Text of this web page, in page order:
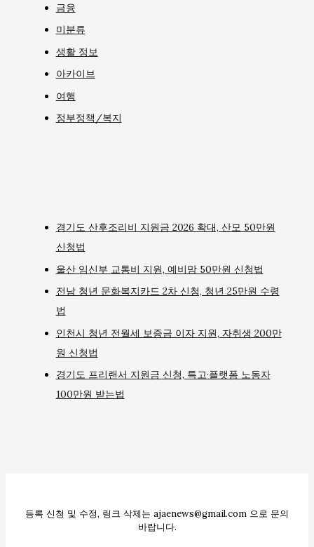
금융
미분류
생활 정보
아카이브
여행
정부정책/복지
경기도 산후조리비 지원금 2026 확대, 산모 50만원
신청법
울산 임신부 교통비 지원, 예비맘 50만원 신청법
전남 청년 문화복지카드 2차 신청, 청년 25만원 수령
법
인천시 청년 전월세 보증금 이자 지원, 자취생 200만
원 신청법
경기도 프리랜서 지원금 신청, 특고·플랫폼 노동자
100만원 받는법
등록 신청 및 수정, 링크 삭제는 ajaenews@gmail.com 으로 문의
바랍니다.